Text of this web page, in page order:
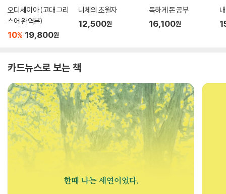
오디세이아 (고대 그리
스어 완역본)
10% 19,800원
니체의 초월자
12,500원
독하게 돈 공부
16,100원
카드뉴스로 보는 책